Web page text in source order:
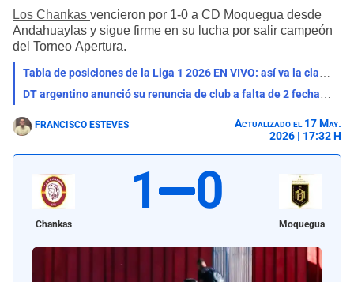
Los Chankas vencieron por 1-0 a CD Moquegua desde
Andahuaylas y sigue firme en su lucha por salir campeón
del Torneo Apertura.
Tabla de posiciones de la Liga 1 2026 EN VIVO: así va la clasificación del Torneo Apertura
DT argentino anunció su renuncia de club a falta de 2 fechas para que termine el Torneo Apertura
FRANCISCO ESTEVES
Actualizado el 17 May.
2026 | 17:32 H
Chankas
1 0
Moquegua